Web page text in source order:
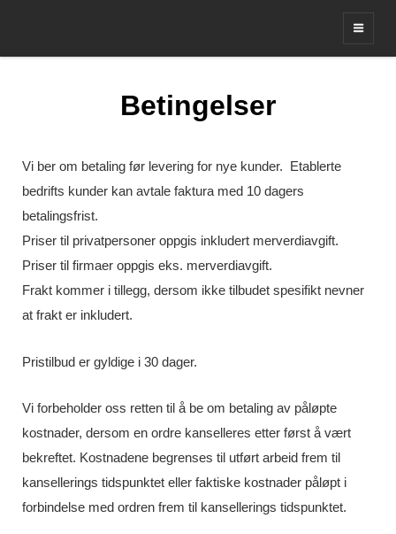
Betingelser
Vi ber om betaling før levering for nye kunder. Etablerte
bedrifts kunder kan avtale faktura med 10 dagers
betalingsfrist.
Priser til privatpersoner oppgis inkludert merverdiavgift.
Priser til firmaer oppgis eks. merverdiavgift.
Frakt kommer i tillegg, dersom ikke tilbudet spesifikt nevner
at frakt er inkludert.
Pristilbud er gyldige i 30 dager.
Vi forbeholder oss retten til å be om betaling av påløpte
kostnader, dersom en ordre kanselleres etter først å vært
bekreftet. Kostnadene begrenses til utført arbeid frem til
kansellerings tidspunktet eller faktiske kostnader påløpt i
forbindelse med ordren frem til kansellerings tidspunktet.